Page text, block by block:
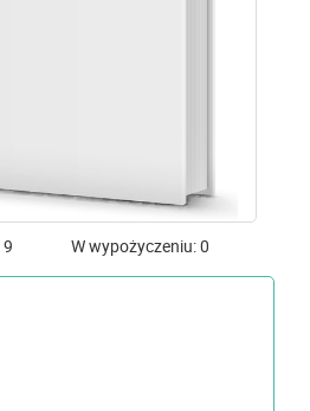
9 W wypożyczeniu: 0